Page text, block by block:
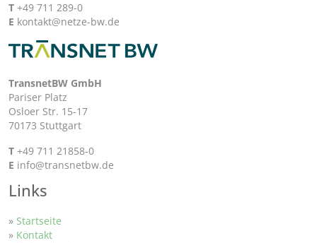
T +49 711 289-0
E kontakt@netze-bw.de
TransnetBW GmbH
Pariser Platz
Osloer Str. 15-17
70173 Stuttgart
T +49 711 21858-0
E info@transnetbw.de
Links
» Startseite
» Kontakt